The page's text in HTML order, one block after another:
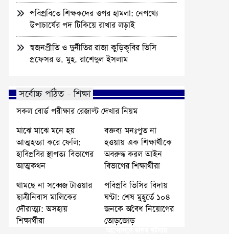
পবিপ্রবিতে শিক্ষকদের ওপর হামলা: নেপথ্যে
উপাচার্যের পদ টিকিয়ে রাখার লড়াই
স্বজনপ্রীতি ও দুর্নীতির রাজা কুড়িকৃবির ভিসি
প্রফেসর ড. মুহ. রাশেদুল ইসলাম
সর্বোচ্চ পঠিত - শিক্ষা
সকল বোর্ড পরীক্ষার রেজাল্ট দেখার নিয়ম
মাঝে মাঝে মনে হয়
আত্মহত্যা করে ফেলি:
হাবিপ্রবির স্থাপত্য বিভাগের
আত্মকথন
বক্তব্য মনঃপুত না
হওয়ায় এক শিক্ষার্থীকে
অবরুদ্ধ করল আইন
বিভাগের শিক্ষার্থীরা
থামছে না সব্বেজ টাওয়ার
ছাত্রীনিবাস মালিকের
দৌরাত্ম্য: অসহায়
শিক্ষার্থীরা
পবিপ্রবি ভিসির বিদায়
ঘণ্টা: শেষ মুহূর্তে ১০৪
জনকে অবৈধ নিয়োগের
তোড়জোড়